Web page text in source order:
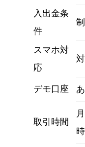
入出金条
件
スマホ対
応
デモ口座
取引時間